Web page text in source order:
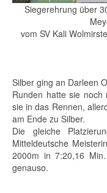
Siegerehrung über
vom SV Kali
Silber ging an Darleen
Runden hatte sie noch
sie in das Rennen,
am Ende zu Silber.
Die gleiche
Mitteldeutsche
2000m in 7:20,16
genauso.